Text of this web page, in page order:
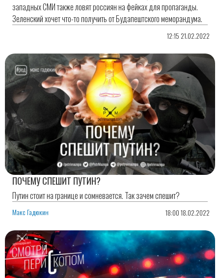
западных СМИ также ловят россиян на фейках для пропаганды.
Зеленский хочет что-то получить от Будапештского меморандума.
12:15 21.02.2022
ПОЧЕМУ СПЕШИТ ПУТИН?
Путин стоит на границе и сомневается. Так зачем спешит?
Макс Гадюкин 18:00 18.02.2022